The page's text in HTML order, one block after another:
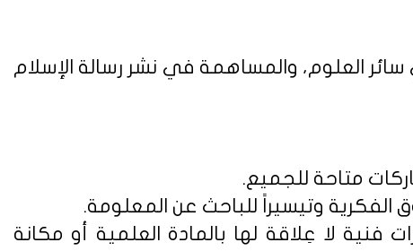
العلوم، والمساهمة في نشر رسالة الإسلام
فنية لا عِلاقة لها بالمادة العلمية أو مكانة